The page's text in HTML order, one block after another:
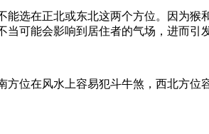
选在正北或东北这两个方位。因为
可能会影响到居住者的气场，进而引
位在风水上容易犯斗牛煞，西北方